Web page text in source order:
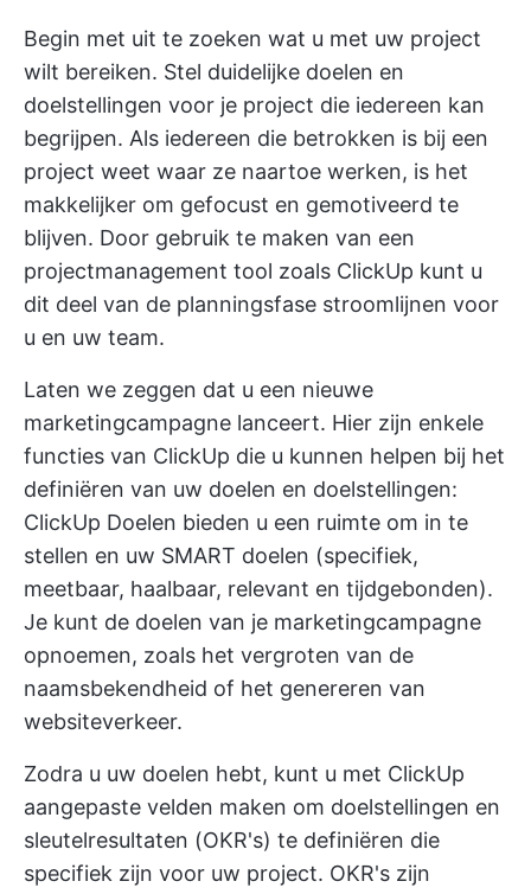
Begin met uit te zoeken wat u met uw project
wilt bereiken. Stel duidelijke doelen en
doelstellingen voor je project die iedereen kan
begrijpen. Als iedereen die betrokken is bij een
project weet waar ze naartoe werken, is het
makkelijker om gefocust en gemotiveerd te
blijven. Door gebruik te maken van een
projectmanagement tool zoals ClickUp kunt u
dit deel van de planningsfase stroomlijnen voor
u en uw team.
Laten we zeggen dat u een nieuwe
marketingcampagne lanceert. Hier zijn enkele
functies van ClickUp die u kunnen helpen bij het
definiëren van uw doelen en doelstellingen:
ClickUp Doelen bieden u een ruimte om in te
stellen en uw SMART doelen (specifiek,
meetbaar, haalbaar, relevant en tijdgebonden).
Je kunt de doelen van je marketingcampagne
opnoemen, zoals het vergroten van de
naamsbekendheid of het genereren van
websiteverkeer.
Zodra u uw doelen hebt, kunt u met ClickUp
aangepaste velden maken om doelstellingen en
sleutelresultaten (OKR's) te definiëren die
specifiek zijn voor uw project. OKR's zijn